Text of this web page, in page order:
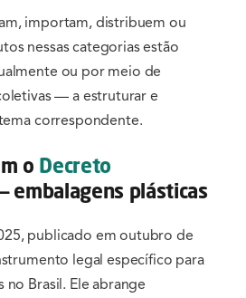
importam, distribuem ou
nessas categorias estão
ou por meio de
— a estruturar e
correspondente.
o Decreto
embalagens plásticas
publicado em outubro de
legal específico para
no Brasil. Ele abrange